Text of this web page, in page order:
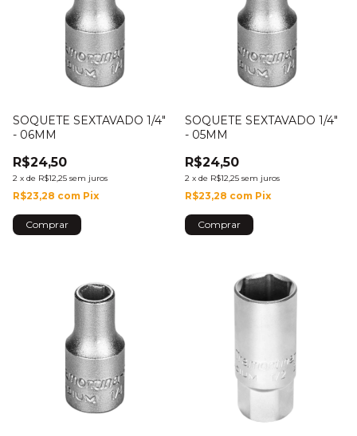
SOQUETE SEXTAVADO 1/4"
- 06MM
R$24,50
2 x de R$12,25 sem juros
R$23,28 com Pix
SOQUETE SEXTAVADO 1/4"
- 05MM
R$24,50
2 x de R$12,25 sem juros
R$23,28 com Pix